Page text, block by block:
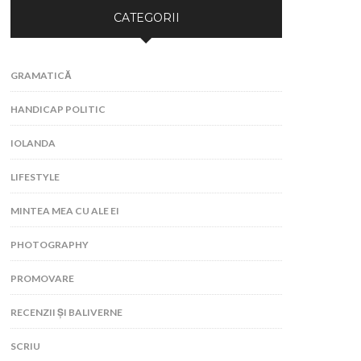
CATEGORII
GRAMATICĂ
HANDICAP POLITIC
IOLANDA
LIFESTYLE
MINTEA MEA CU ALE EI
PHOTOGRAPHY
PROMOVARE
RECENZII ȘI BALIVERNE
SCRIU